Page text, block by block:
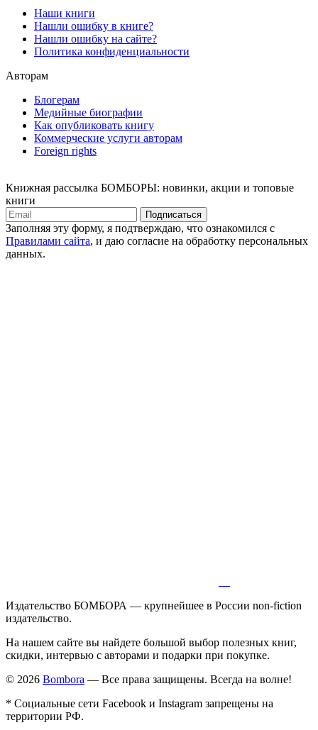
Наши книги
Нашли ошибку в книге?
Нашли ошибку на сайте?
Политика конфиденциальности
Авторам
Блогерам
Медийные биографии
Как опубликовать книгу
Коммерческие услуги авторам
Foreign rights
Книжная рассылка БОМБОРЫ: новинки, акции и топовые
книги
Подписаться
Заполняя эту форму, я подтверждаю, что ознакомился с
Правилами сайта, и даю согласие на обработку персональных
данных.
Издательство БОМБОРА — крупнейшее в России non-fiction
издательство.
На нашем сайте вы найдете большой выбор полезных книг,
скидки, интервью с авторами и подарки при покупке.
© 2026 Bombora — Все права защищены. Всегда на волне!
* Социальные сети Facebook и Instagram запрещены на
территории РФ.